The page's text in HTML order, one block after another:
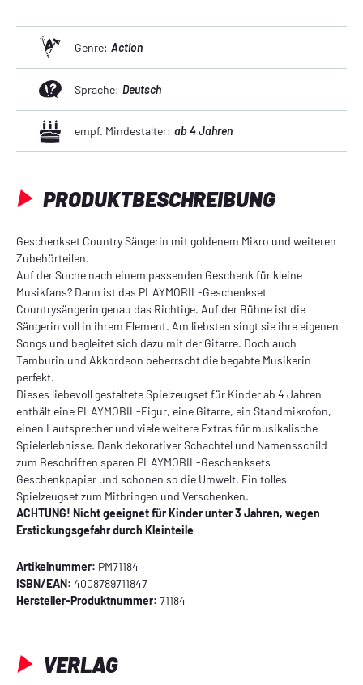
PRODUKTBESCHREIBUNG
Geschenkset Country Sängerin mit goldenem Mikro und weiteren
Zubehörteilen.
Auf der Suche nach einem passenden Geschenk für kleine
Musikfans? Dann ist das PLAYMOBIL-Geschenkset
Countrysängerin genau das Richtige. Auf der Bühne ist die
Sängerin voll in ihrem Element. Am liebsten singt sie ihre eigenen
Songs und begleitet sich dazu mit der Gitarre. Doch auch
Tamburin und Akkordeon beherrscht die begabte Musikerin
perfekt.
Dieses liebevoll gestaltete Spielzeugset für Kinder ab 4 Jahren
enthält eine PLAYMOBIL-Figur, eine Gitarre, ein Standmikrofon,
einen Lautsprecher und viele weitere Extras für musikalische
Spielerlebnisse. Dank dekorativer Schachtel und Namensschild
zum Beschriften sparen PLAYMOBIL-Geschenksets
Geschenkpapier und schonen so die Umwelt. Ein tolles
Spielzeugset zum Mitbringen und Verschenken.
ACHTUNG! Nicht geeignet für Kinder unter 3 Jahren, wegen
Erstickungsgefahr durch Kleinteile
Artikelnummer: PM71184
ISBN/EAN: 4008789711847
Hersteller-Produktnummer: 71184
VERLAG
Genre: Action
Sprache: Deutsch
empf. Mindestalter: ab 4 Jahren